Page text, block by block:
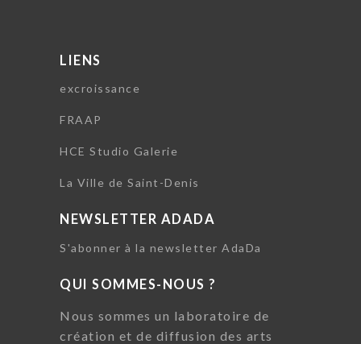
LIENS
excroissance
FRAAP
HCE Studio Galerie
La Ville de Saint-Denis
NEWSLETTER ADADA
S'abonner à la newsletter AdaDa
QUI SOMMES-NOUS ?
Nous sommes un laboratoire de
création et de diffusion des arts